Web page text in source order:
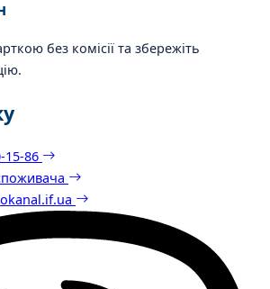
без комісії та збережіть
15-86